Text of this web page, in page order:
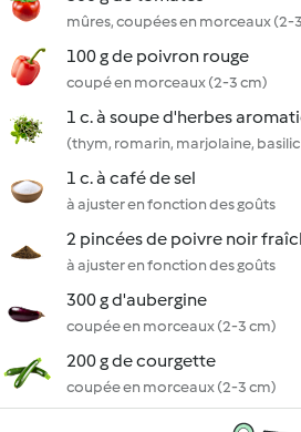
mûres, coupées en morceaux (2-
100 g de poivron rouge
coupé en morceaux (2-3 cm)
1 c. à soupe d'herbes
(thym, romarin, marjolaine,
1 c. à café de sel
à ajuster en fonction des goûts
2 pincées de poivre noir
à ajuster en fonction des goûts
300 g d'aubergine
coupée en morceaux (2-3 cm)
200 g de courgette
coupée en morceaux (2-3 cm)